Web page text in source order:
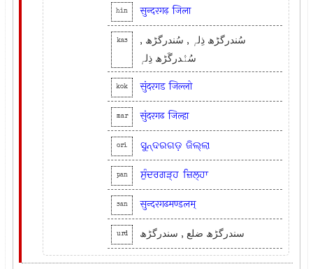
hin सुन्दरगढ़ जिला
kas
سُندرگڑھ ذِلہٕ , سُندرگڑھ ,
سُنٛدرگَڑھ ذِلہٕ
kok सुंदरगड जिल्लो
mar सुंदरगढ जिल्हा
ori ସୁନ୍ଦରଗଡ଼ ଜିଲ୍ଲା
pan ਸੁੰਦਰਗੜ੍ਹ ਜ਼ਿਲ੍ਹਾ
san सुन्दरगढमण्डलम्
urd سندرگڑھ ضلع , سندرگڑھ